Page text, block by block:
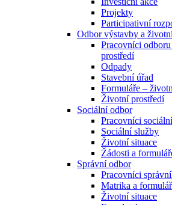
Projekty
Participativní
Odbor výstavby a
Pracovníci
prostředí
Odpady
Stavební úřad
Formuláře –
Životní prostředí
Sociální odbor
Pracovníci
Sociální služby
Životní situace
Žádosti a
Správní odbor
Pracovníci
Matrika a
Životní situace